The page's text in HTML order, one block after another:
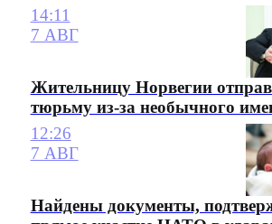
14:11
7 АВГ
Жительницу Норвегии
тюрьму из-за необычного
12:26
7 АВГ
Найдены документы,